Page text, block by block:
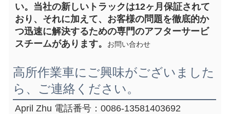
い。当社の新しいトラックは12ヶ月保証されて
おり、それに加えて、お客様の問題を徹底的か
つ迅速に解決するための専門のアフターサービ
スチームがあります。
お問い合わせ
高所作業車にご興味がございました
ら、ご連絡ください。
April Zhu 電話番号：0086-13581403692